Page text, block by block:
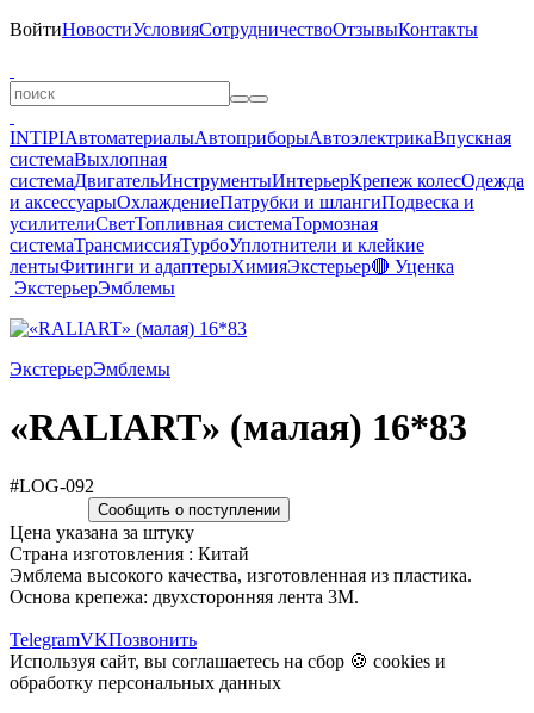
ВойтиНовостиУсловияСотрудничествоОтзывыКонтакты
INTIPIАвтоматериалыАвтоприборыАвтоэлектрикаВпускная
системаВыхлопная
системаДвигательИнструментыИнтерьерКрепеж колесОдежда
и аксессуарыОхлаждениеПатрубки и шлангиПодвеска и
усилителиСветТопливная системаТормозная
системаТрансмиссияТурбоУплотнители и клейкие
лентыФитинги и адаптерыХимияЭкстерьер🔴 Уценка
ЭкстерьерЭмблемы
ЭкстерьерЭмблемы
«RALIART» (малая) 16*83
#LOG-092
Сообщить о поступлении
Цена указана за штуку
Страна изготовления : Китай
Эмблема высокого качества, изготовленная из пластика.
Основа крепежа: двухсторонняя лента 3M.
TelegramVKПозвонить
Используя сайт, вы соглашаетесь на сбор 🍪 cookies и
обработку персональных данных